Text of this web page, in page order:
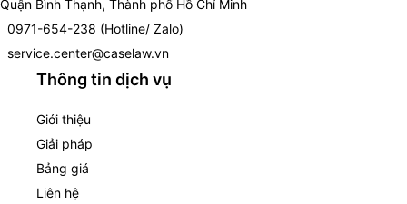
Quận Bình Thạnh, Thành phố Hồ Chí Minh
0971-654-238 (Hotline/ Zalo)
service.center@caselaw.vn
Thông tin dịch vụ
Giới thiệu
Giải pháp
Bảng giá
Liên hệ